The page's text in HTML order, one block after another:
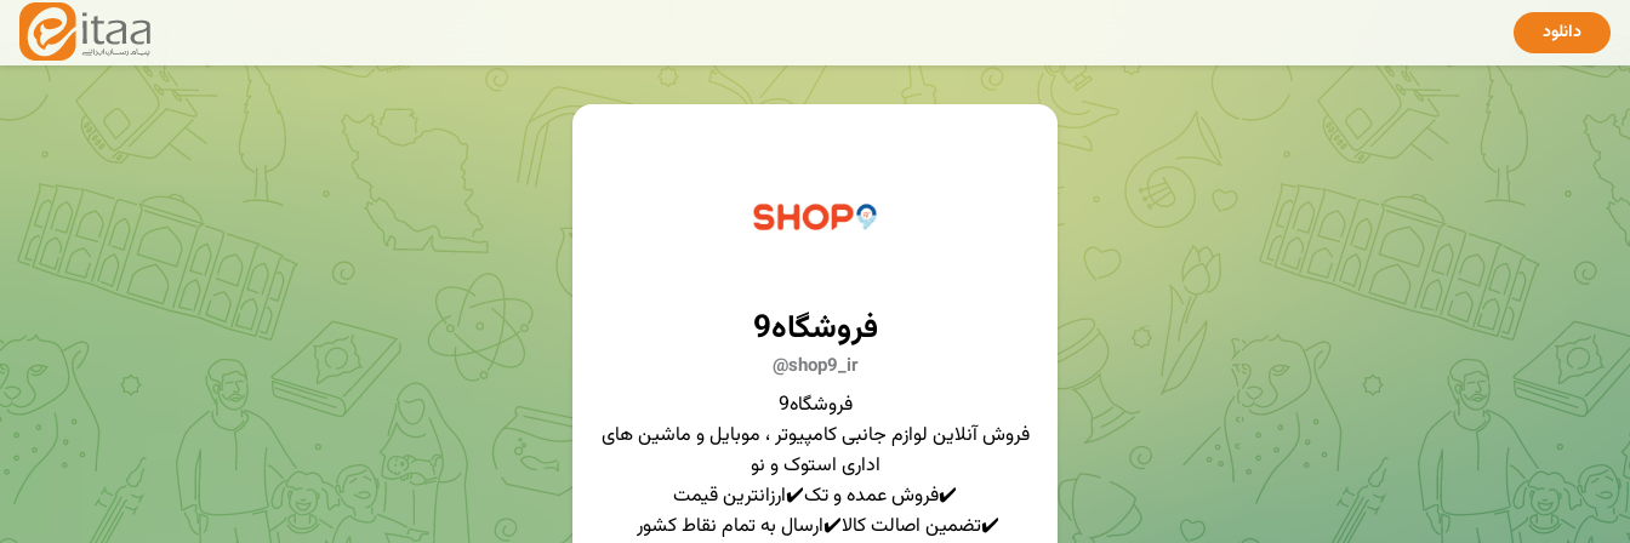
دانلود
فروشگاه9
@shop9_ir
فروشگاه9
فروش آنلاین لوازم جانبی کامپیوتر ، موبایل و ماشین های
اداری استوک و نو
✔️فروش عمده و تک✔️ارزانترین قیمت
✔️تضمین اصالت کالا✔️ارسال به تمام نقاط کشور